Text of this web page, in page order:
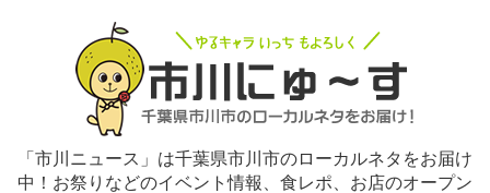
「市川ニュース」は千葉県市川市のローカルネタをお届け
中！お祭りなどのイベント情報、食レポ、お店のオープン